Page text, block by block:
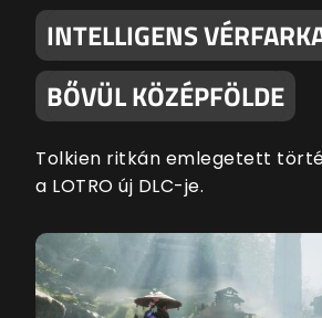
INTELLIGENS
BŐVÜL KÖZÉPFÖLDE
Tolkien ritkán emlegetett
a LOTRO új DLC-je.